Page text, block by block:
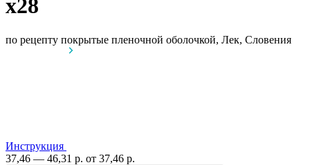
x28
по рецепту покрытые пленочной оболочкой, Лек, Словения
Инструкция
37,46 — 46,31 р. от 37,46 р.